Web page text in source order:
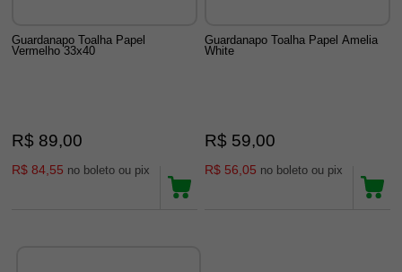
Guardanapo Toalha Papel
Vermelho 33x40
R$ 89,00
R$ 84,55 no boleto ou pix
Guardanapo Toalha Papel Amelia
White
R$ 59,00
R$ 56,05 no boleto ou pix